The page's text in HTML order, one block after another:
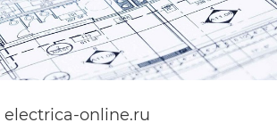
electrica-online.ru